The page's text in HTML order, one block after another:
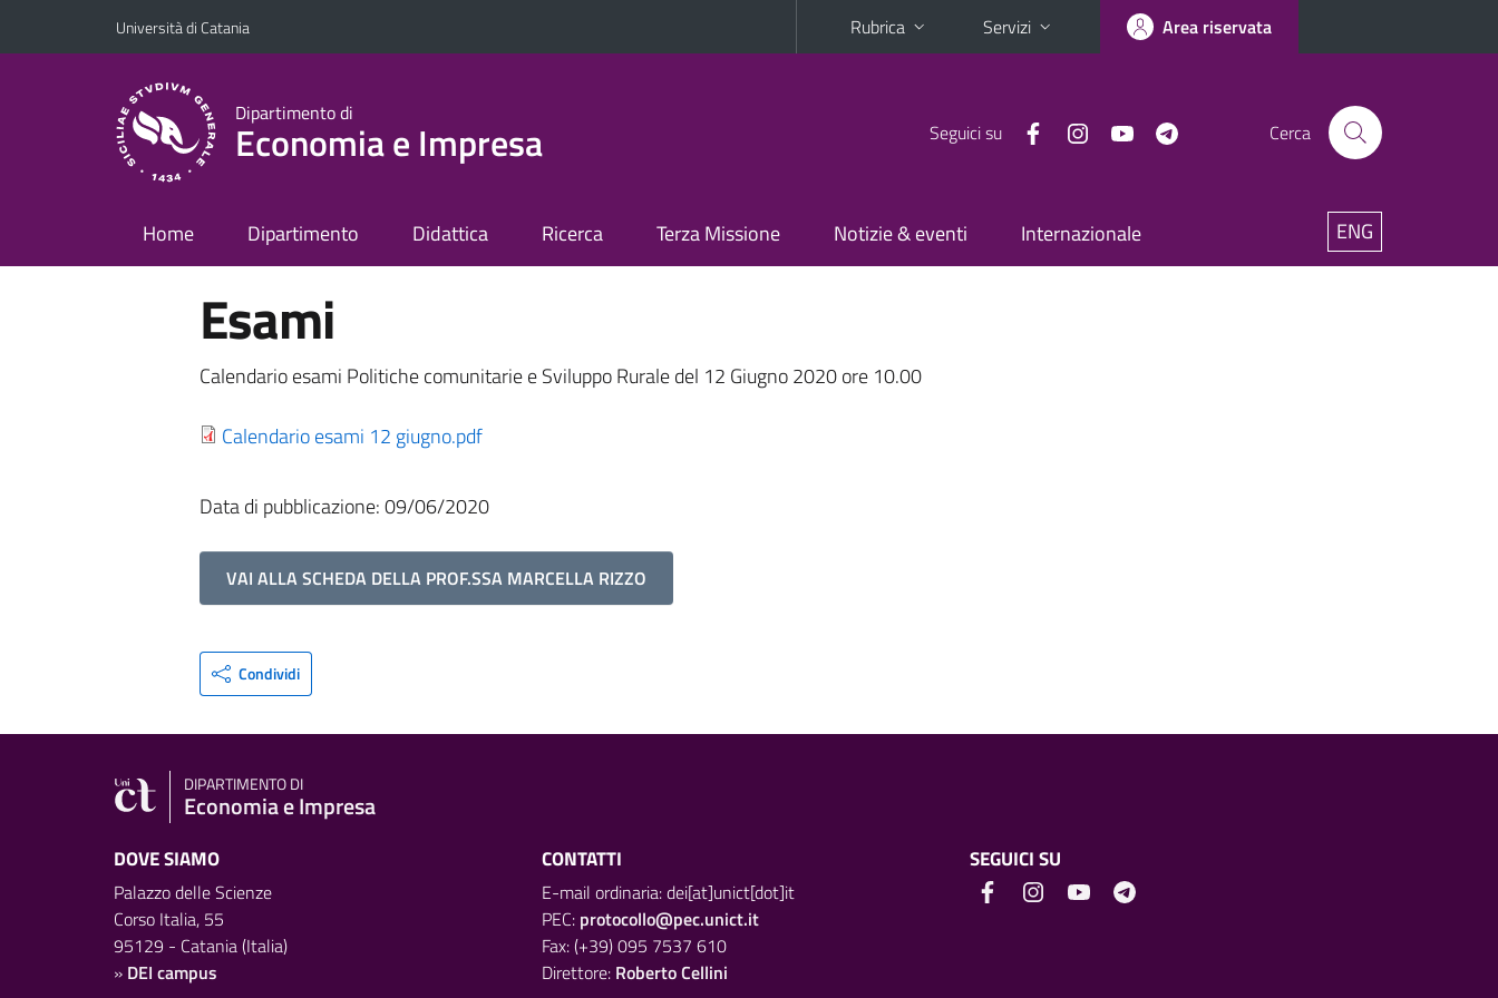
Vai al contenuto principale
Vai al menu di navigazione
Università di Catania Rubrica Servizi Area riservata
Dipartimento di
Economia e Impresa Seguici su Cerca
Home Dipartimento Didattica Ricerca Terza Missione Notizie & eventi Internazionale ENG
Esami
Calendario esami Politiche comunitarie e Sviluppo Rurale del 12 Giugno 2020 ore 10.00
Calendario esami 12 giugno.pdf
Data di pubblicazione: 09/06/2020
VAI ALLA SCHEDA DELLA PROF.SSA MARCELLA RIZZO
Condividi
DIPARTIMENTO DI
Economia e Impresa
DOVE SIAMO
Palazzo delle Scienze
Corso Italia, 55
95129 - Catania (Italia)
» DEI campus
CONTATTI
E-mail ordinaria: dei[at]unict[dot]it
PEC: protocollo@pec.unict.it
Fax: (+39) 095 7537 610
Direttore: Roberto Cellini
SEGUICI SU